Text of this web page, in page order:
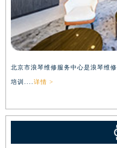
北京市浪琴维修服务中心是浪琴维
培训.... 详情 >